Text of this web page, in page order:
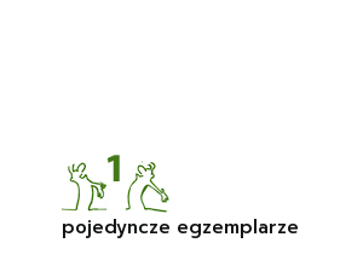
pojedyncze egzemplarze